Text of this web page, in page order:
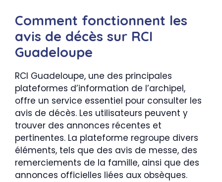
Comment fonctionnent les
avis de décès sur RCI
Guadeloupe
RCI Guadeloupe, une des principales
plateformes d’information de l’archipel,
offre un service essentiel pour consulter les
avis de décès. Les utilisateurs peuvent y
trouver des annonces récentes et
pertinentes. La plateforme regroupe divers
éléments, tels que des avis de messe, des
remerciements de la famille, ainsi que des
annonces officielles liées aux obsèques.